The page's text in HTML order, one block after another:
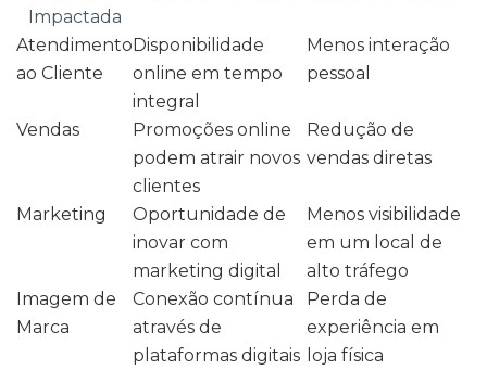
Impactada
Atendimento
ao Cliente
Disponibilidade
online em tempo
integral
Menos interação
pessoal
Vendas
Promoções online
podem atrair novos
clientes
Redução de
vendas diretas
Marketing
Oportunidade de
inovar com
marketing digital
Menos visibilidade
em um local de
alto tráfego
Imagem de
Marca
Conexão contínua
através de
plataformas digitais
Perda de
experiência em
loja física